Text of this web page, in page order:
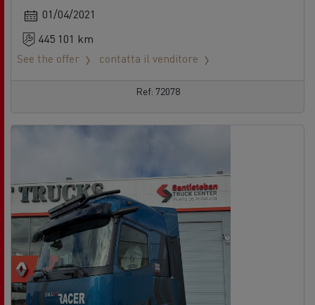
01/04/2021
445 101 km
See the offer
contatta il venditore
Ref: 72078